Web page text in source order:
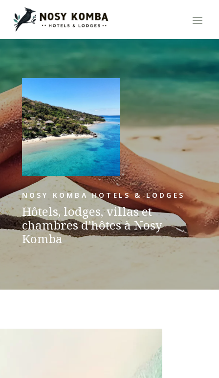
NOSY KOMBA HOTELS & LODGES
Hôtels, lodges, villas et
chambres d’hôtes à Nosy
Komba